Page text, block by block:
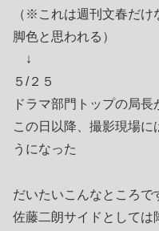
（※これは週刊文春だ
脚色と思われる）
↓
５/２５
ドラマ部門トップの局長
この日以降、撮影現場に
うになった
だいたいこんなところで
佐藤二朗サイドとしては